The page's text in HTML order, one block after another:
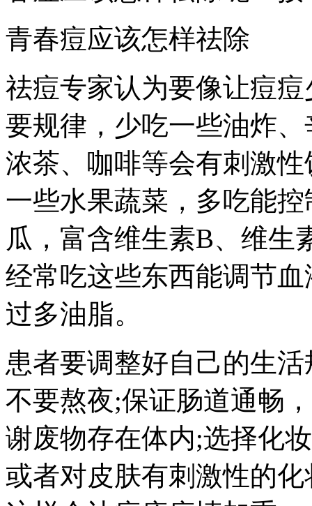
青春痘应该怎样祛除
祛痘专家认为要像让痘
要规律，少吃一些油炸
浓茶、咖啡等会有刺激
一些水果蔬菜，多吃能
瓜，富含维生素B、维生
经常吃这些东西能调节
过多油脂。
患者要调整好自己的生
不要熬夜;保证肠道通畅
谢废物存在体内;选择化
或者对皮肤有刺激性的